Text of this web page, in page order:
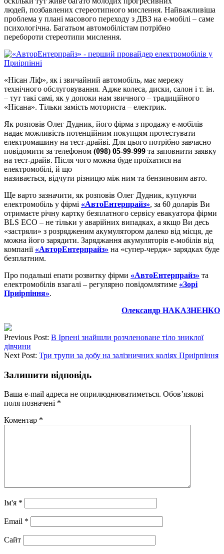
людей, позбавлених стереотипного мислення. Найважливіша
проблема у плані масового переходу з ДВЗ на е-мобілі – саме
психологічна. Багатьом автомобілістам потрібно
перебороти стереотипи мислення.
«Нісан Ліф», як і звичайний автомобіль, має мережу
технічного обслуговування. Адже колеса, диски, салон і т. ін.
– тут такі самі, як у допоки нам звичного – традиційного
«Нісана». Тільки замість моториста – електрик.
Як розповів Олег Дудник, його фірма з продажу е-мобілів
надає можливість потенційним покупцям протестувати
електромашину на тест-драйві. Для цього потрібно завчасно
повідомити за телефоном (098) 05-99-999 та заповнити заявку
на тест-драйв. Після чого можна буде проїхатися на
електромобілі, й що
називається, відчути різницю між ним та бензиновим авто.
Ще варто зазначити, як розповів Олег Дудник, купуючи
електромобіль у фірмі «АвтоЕнтерпрайз», за 60 доларів Ви
отримаєте річну картку безплатного сервісу евакуатора фірми
BLS ECO – не тільки у аварійних випадках, а якщо Ви десь
«застряли» з розрядженим акумулятором далеко від місця, де
можна його зарядити. Заряджання акумуляторів е-мобілів від
компанії «АвторЕнтерпрайз» на «супер-чердж» зарядках буде
безплатним.
Про подальші епати розвитку фірми «АвтоЕнтерпрайз» та
електромобілів взагалі – регулярно повідомлятиме «Зорі
Приірпіння».
Олександр НАКАЗНЕНКО
Previous Post: В Ірпені знайшли розчленоване тіло зниклої
дівчини
Next Post: Три трупи за добу на залізничних коліях Приірпіння
Залишити відповідь
Ваша e-mail адреса не оприлюднюватиметься. Обов’язкові
поля позначені *
Коментар *
Ім'я *
Email *
Сайт